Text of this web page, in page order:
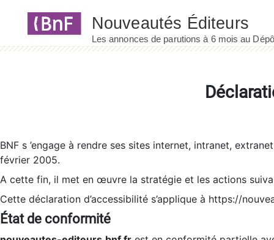
BNF s ’engage à rendre ses sites internet, intranet,
février 2005.
A cette fin, il met en œuvre la stratégie et les actions
Cette déclaration d’accessibilité s’applique à https://
État de conformité